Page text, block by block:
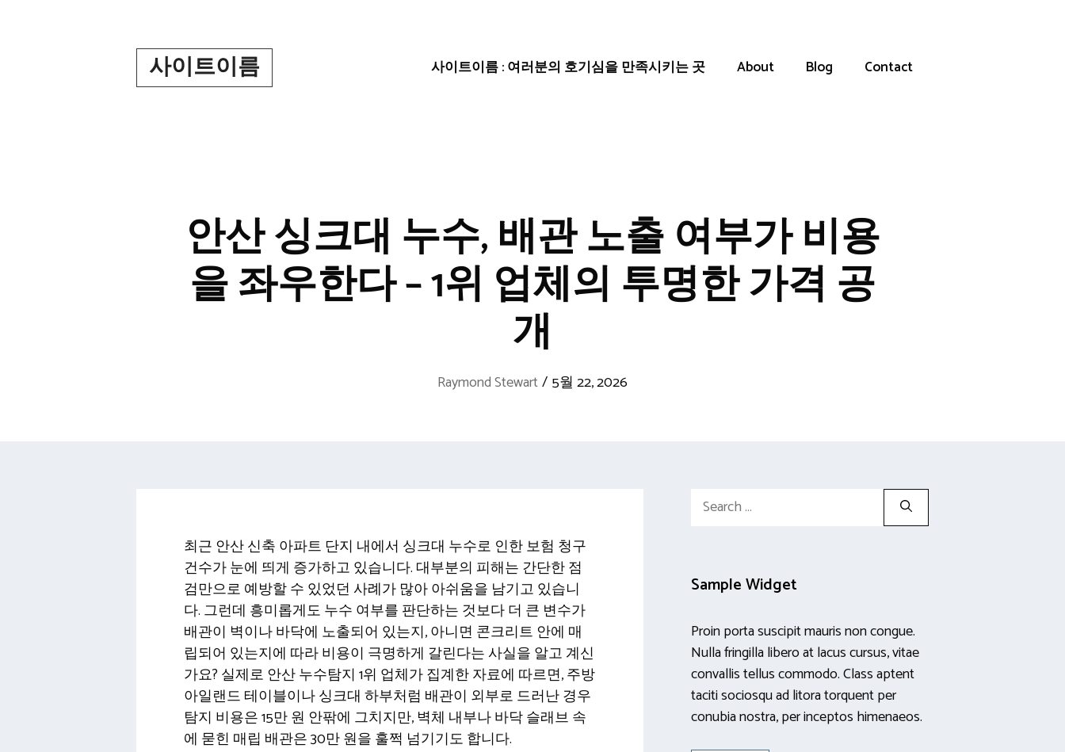
사이트이름 사이트이름 : 여러분의 호기심을 만족시키는 곳 About Blog Contact
안산 싱크대 누수, 배관 노출 여부가 비용
을 좌우한다 – 1위 업체의 투명한 가격 공
개
Raymond Stewart/ 5월 22, 2026
최근 안산 신축 아파트 단지 내에서 싱크대 누수로 인한 보험 청구
건수가 눈에 띄게 증가하고 있습니다. 대부분의 피해는 간단한 점
검만으로 예방할 수 있었던 사례가 많아 아쉬움을 남기고 있습니
다. 그런데 흥미롭게도 누수 여부를 판단하는 것보다 더 큰 변수가
배관이 벽이나 바닥에 노출되어 있는지, 아니면 콘크리트 안에 매
립되어 있는지에 따라 비용이 극명하게 갈린다는 사실을 알고 계신
가요? 실제로 안산 누수탐지 1위 업체가 집계한 자료에 따르면, 주방
아일랜드 테이블이나 싱크대 하부처럼 배관이 외부로 드러난 경우
탐지 비용은 15만 원 안팎에 그치지만, 벽체 내부나 바닥 슬래브 속
에 묻힌 매립 배관은 30만 원을 훌쩍 넘기기도 합니다.
Search
Sample Widget
Proin porta suscipit mauris non congue.
Nulla fringilla libero at lacus cursus, vitae
convallis tellus commodo. Class aptent
taciti sociosqu ad litora torquent per
conubia nostra, per inceptos himenaeos.